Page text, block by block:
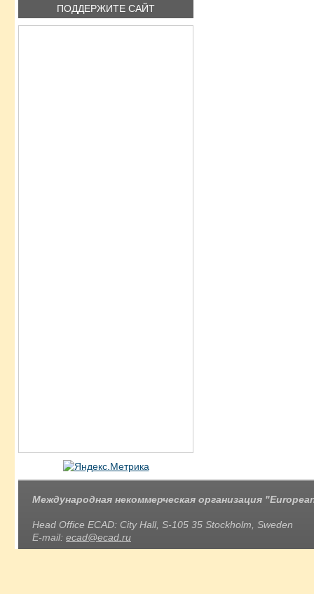
ПОДДЕРЖИТЕ САЙТ
Международная некоммерческая организация
Head Office ECAD: City Hall, S-105 35 Stockholm, Sweden
E-mail: ecad@ecad.ru